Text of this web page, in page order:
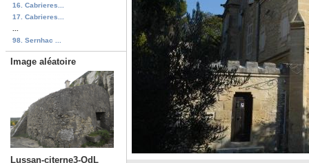
16. Cabrieres...
17. Cabrieres...
98. Sernhac ...
Image aléatoire
Lussan-citerne3-OdL